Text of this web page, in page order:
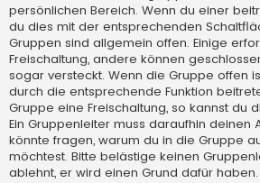
persönlichen Bereich. Wenn du einer
du dies mit der entsprechenden
Gruppen sind allgemein offen. Einige
Freischaltung, andere können
sogar versteckt. Wenn die Gruppe offen
durch die entsprechende Funktion
Gruppe eine Freischaltung, so kannst du
Ein Gruppenleiter muss daraufhin deinen
könnte fragen, warum du in die Gruppe
möchtest. Bitte belästige keinen
ablehnt, er wird einen Grund dafür haben.